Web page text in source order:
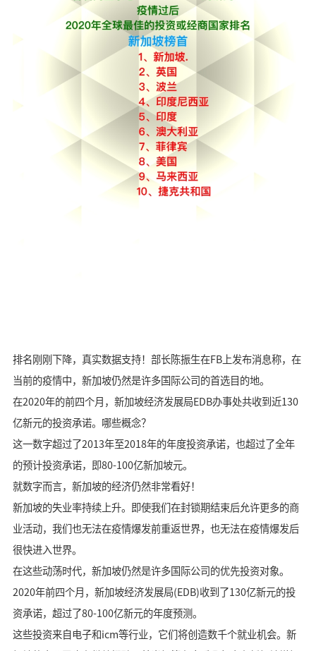
排名刚刚下降，真实数据支持！部长陈振生在FB上发布消息称，在
当前的疫情中，新加坡仍然是许多国际公司的首选目的地。
在2020年的前四个月，新加坡经济发展局EDB办事处共收到近130
亿新元的投资承诺。哪些概念？
这一数字超过了2013年至2018年的年度投资承诺，也超过了全年
的预计投资承诺，即80-100亿新加坡元。
就数字而言，新加坡的经济仍然非常看好！
新加坡的失业率持续上升。即使我们在封锁期结束后允许更多的商
业活动，我们也无法在疫情爆发前重返世界，也无法在疫情爆发后
很快进入世界。
在这些动荡时代，新加坡仍然是许多国际公司的优先投资对象。
2020年前四个月，新加坡经济发展局(EDB)收到了130亿新元的投
资承诺，超过了80-100亿新元的年度预测。
这些投资来自电子和icm等行业，它们将创造数千个就业机会。新